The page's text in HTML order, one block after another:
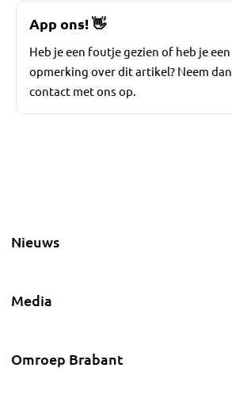
App ons!👋
Heb je een foutje gezien of heb je een
opmerking over dit artikel? Neem dan
contact met ons op.
Nieuws
Media
Omroep Brabant